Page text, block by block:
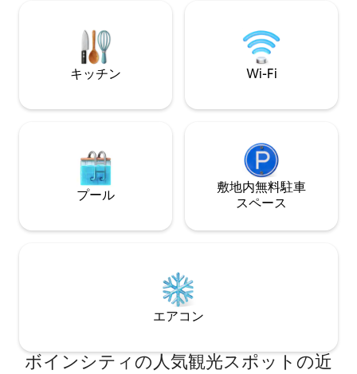
ンモック 🌐 高速Wi-Fi （104 Mbps ） 💻仕
事専用のワークスペース
とんどの時間を過
のハードスケープ
て食べ、ジャグジ
フェンスで囲まれ
キッチン Wi-Fi
プール
敷地内無料駐⁠車
ス⁠ペ⁠ー⁠ス
エアコン
ボインシティの人気観光スポットの近